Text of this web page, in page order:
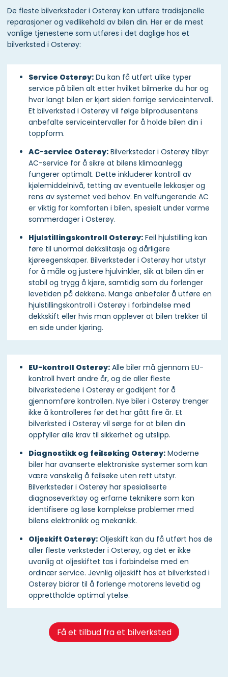
De fleste bilverksteder i Osterøy kan utføre tradisjonelle
reparasjoner og vedlikehold av bilen din. Her er de mest
vanlige tjenestene som utføres i det daglige hos et
bilverksted i Osterøy:
Service Osterøy: Du kan få utført ulike typer
service på bilen alt etter hvilket bilmerke du har og
hvor langt bilen er kjørt siden forrige serviceintervall.
Et bilverksted i Osterøy vil følge bilprodusentens
anbefalte serviceintervaller for å holde bilen din i
toppform.
AC-service Osterøy: Bilverksteder i Osterøy tilbyr
AC-service for å sikre at bilens klimaanlegg
fungerer optimalt. Dette inkluderer kontroll av
kjølemiddelnivå, tetting av eventuelle lekkasjer og
rens av systemet ved behov. En velfungerende AC
er viktig for komforten i bilen, spesielt under varme
sommerdager i Osterøy.
Hjulstillingskontroll Osterøy: Feil hjulstilling kan
føre til unormal dekkslitasje og dårligere
kjøreegenskaper. Bilverksteder i Osterøy har utstyr
for å måle og justere hjulvinkler, slik at bilen din er
stabil og trygg å kjøre, samtidig som du forlenger
levetiden på dekkene. Mange anbefaler å utføre en
hjulstillingskontroll i Osterøy i forbindelse med
dekkskift eller hvis man opplever at bilen trekker til
en side under kjøring.
EU-kontroll Osterøy: Alle biler må gjennom EU-
kontroll hvert andre år, og de aller fleste
bilverkstedene i Osterøy er godkjent for å
gjennomføre kontrollen. Nye biler i Osterøy trenger
ikke å kontrolleres før det har gått fire år. Et
bilverksted i Osterøy vil sørge for at bilen din
oppfyller alle krav til sikkerhet og utslipp.
Diagnostikk og feilsøking Osterøy: Moderne
biler har avanserte elektroniske systemer som kan
være vanskelig å feilsøke uten rett utstyr.
Bilverksteder i Osterøy har spesialiserte
diagnoseverktøy og erfarne teknikere som kan
identifisere og løse komplekse problemer med
bilens elektronikk og mekanikk.
Oljeskift Osterøy: Oljeskift kan du få utført hos de
aller fleste verksteder i Osterøy, og det er ikke
uvanlig at oljeskiftet tas i forbindelse med en
ordinær service. Jevnlig oljeskift hos et bilverksted i
Osterøy bidrar til å forlenge motorens levetid og
opprettholde optimal ytelse.
Få et tilbud fra et bilverksted